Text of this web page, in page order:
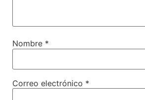
Nombre *
Correo electrónico *